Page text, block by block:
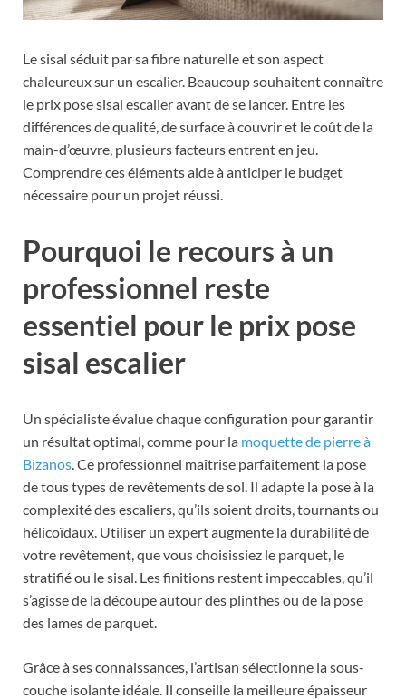
Le sisal séduit par sa fibre naturelle et son aspect
chaleureux sur un escalier. Beaucoup souhaitent connaître
le prix pose sisal escalier avant de se lancer. Entre les
différences de qualité, de surface à couvrir et le coût de la
main-d’œuvre, plusieurs facteurs entrent en jeu.
Comprendre ces éléments aide à anticiper le budget
nécessaire pour un projet réussi.
Pourquoi le recours à un
professionnel reste
essentiel pour le prix pose
sisal escalier
Un spécialiste évalue chaque configuration pour garantir
un résultat optimal, comme pour la moquette de pierre à
Bizanos . Ce professionnel maîtrise parfaitement la pose
de tous types de revêtements de sol. Il adapte la pose à la
complexité des escaliers, qu’ils soient droits, tournants ou
hélicoïdaux. Utiliser un expert augmente la durabilité de
votre revêtement, que vous choisissiez le parquet, le
stratifié ou le sisal. Les finitions restent impeccables, qu’il
s’agisse de la découpe autour des plinthes ou de la pose
des lames de parquet.
Grâce à ses connaissances, l’artisan sélectionne la sous-
couche isolante idéale. Il conseille la meilleure épaisseur